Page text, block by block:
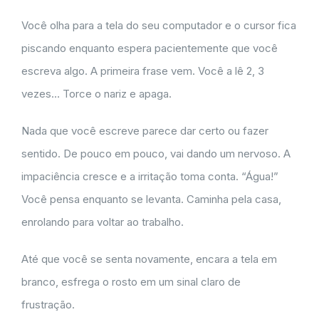
Você olha para a tela do seu computador e o cursor fica
piscando enquanto espera pacientemente que você
escreva algo. A primeira frase vem. Você a lê 2, 3
vezes… Torce o nariz e apaga.
Nada que você escreve parece dar certo ou fazer
sentido. De pouco em pouco, vai dando um nervoso. A
impaciência cresce e a irritação toma conta. “Água!”
Você pensa enquanto se levanta. Caminha pela casa,
enrolando para voltar ao trabalho.
Até que você se senta novamente, encara a tela em
branco, esfrega o rosto em um sinal claro de
frustração.